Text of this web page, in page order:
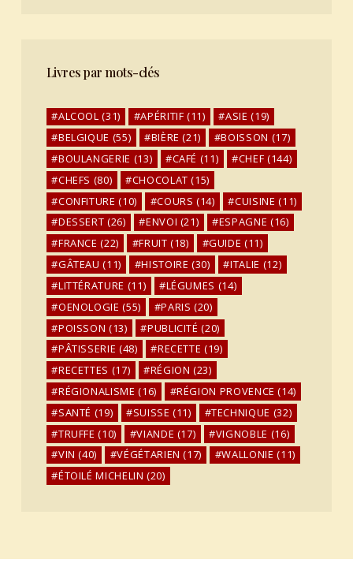
Livres par mots-clés
ALCOOL (31) APÉRITIF (11) ASIE (19)
BELGIQUE (55) BIÈRE (21) BOISSON (17)
BOULANGERIE (13) CAFÉ (11) CHEF (144)
CHEFS (80) CHOCOLAT (15)
CONFITURE (10) COURS (14) CUISINE (11)
DESSERT (26) ENVOI (21) ESPAGNE (16)
FRANCE (22) FRUIT (18) GUIDE (11)
GÂTEAU (11) HISTOIRE (30) ITALIE (12)
LITTÉRATURE (11) LÉGUMES (14)
OENOLOGIE (55) PARIS (20)
POISSON (13) PUBLICITÉ (20)
PÂTISSERIE (48) RECETTE (19)
RECETTES (17) RÉGION (23)
RÉGIONALISME (16) RÉGION PROVENCE (14)
SANTÉ (19) SUISSE (11) TECHNIQUE (32)
TRUFFE (10) VIANDE (17) VIGNOBLE (16)
VIN (40) VÉGÉTARIEN (17) WALLONIE (11)
ÉTOILÉ MICHELIN (20)